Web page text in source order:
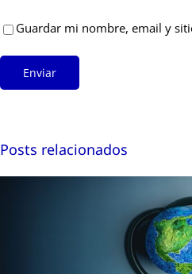
Guardar mi nombre, email y
Posts relacionados